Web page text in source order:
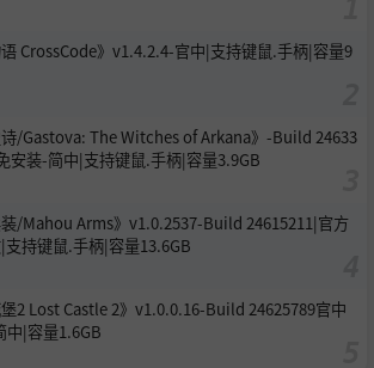
语 CrossCode》v1.4.2.4-官中|支持键鼠.手柄|容量9
诗/Gastova: The Witches of Arkana》-Build 24633
安装-简中|支持键鼠.手柄|容量3.9GB
装/Mahou Arms》v1.0.2537-Build 24615211|官方
支持键鼠.手柄|容量13.6GB
堡2 Lost Castle 2》v1.0.0.16-Build 24625789官中
中|容量1.6GB